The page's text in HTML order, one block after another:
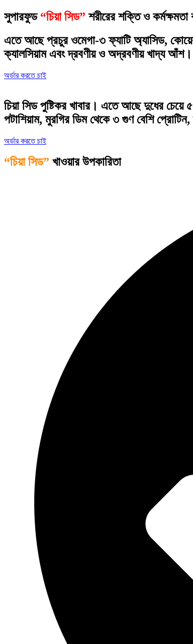
সুপারফুড “চিয়া সিড” শরীরের শক্তি ও
এতে আছে প্রচুর ওমেগা-৩ ফ্যাটি অ্যাসিড,
ক্যালসিয়াম এবং দ্রবণীয় ও অদ্রবণীয় খাদ্য আঁশ।
অর্ডার করতে চাই
চিয়া সিড পুষ্টিকর খাবার। এতে আছে দুধের চেয়ে
পটাশিয়াম, মুরগির ডিম থেকে ৩ গুণ বেশি
অর্ডার করতে চাই
“চিয়া সিড” খাওয়ার উপকারিতা